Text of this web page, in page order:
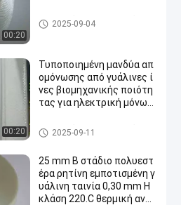
00:20
Ταινία μόνωσης υφασμάτων
γυαλιού
2025-09-04
00:20
Τυποποιημένη μανδύα απ
ομόνωσης από γυάλινες ί
νες βιομηχανικής ποιότη
τας για ηλεκτρική μόνωσ
Ταινία μόνωσης υφασμάτων
γυαλιού
2025-09-11
25 mm B στάδιο πολυεστ
έρα ρητίνη εμποτισμένη γ
υάλινη ταινία 0,30 mm H
κλάση 220.C θερμική αντ